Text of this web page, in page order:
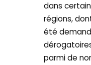
dans
régions,
été
parmi de